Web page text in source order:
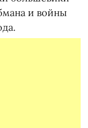
и войны